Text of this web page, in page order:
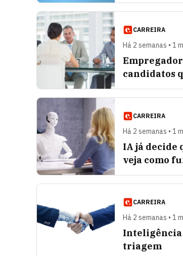
CARREIRA
Há 2 semanas • 1
candidatos
CARREIRA
Há 2 semanas • 1
IA já decide
veja como
CARREIRA
Há 2 semanas • 1
triagem